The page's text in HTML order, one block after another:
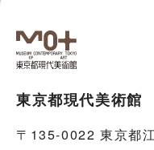
東京都現代美術館
〒135-0022 東京都